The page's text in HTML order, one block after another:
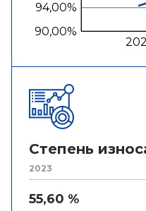
90,00%
94,00%
Степень
2023
55,60 %